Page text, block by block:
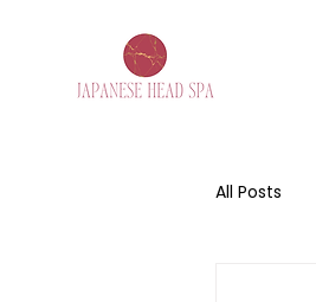
All Posts